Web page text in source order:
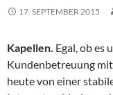
17. SEPTEMBER 2015
Kapellen. Egal, ob es
Kundenbetreuung
heute von einer